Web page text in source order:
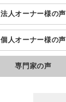
法人オーナー様の声
個人オーナー様の声
専門家の声